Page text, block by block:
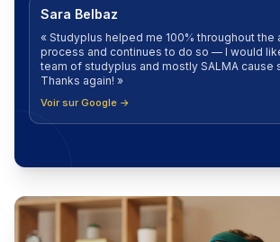
Sara Belbaz
« Studyplus helped me 100% throughout the
process and continues to do so — I would
team of studyplus and mostly SALMA cause
Thanks again! »
Voir sur Google →